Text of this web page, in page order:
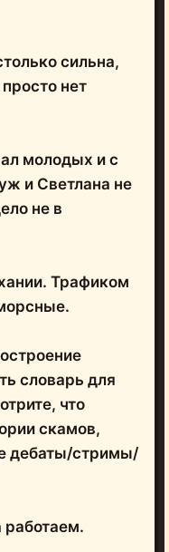
сильна,
нет
молодых и с
и Светлана не
не в
Трафиком
словарь для
что
скамов,
дебаты/стримы/
работаем.